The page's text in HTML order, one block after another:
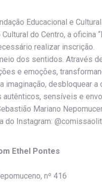
Educacional e
do Centro, a oficina
realizar inscrição.
dos sentidos. Através
e emoções,
imaginação, desbloquear
sensíveis e
Mariano
do Instagram:
Ethel Pontes
nº 416